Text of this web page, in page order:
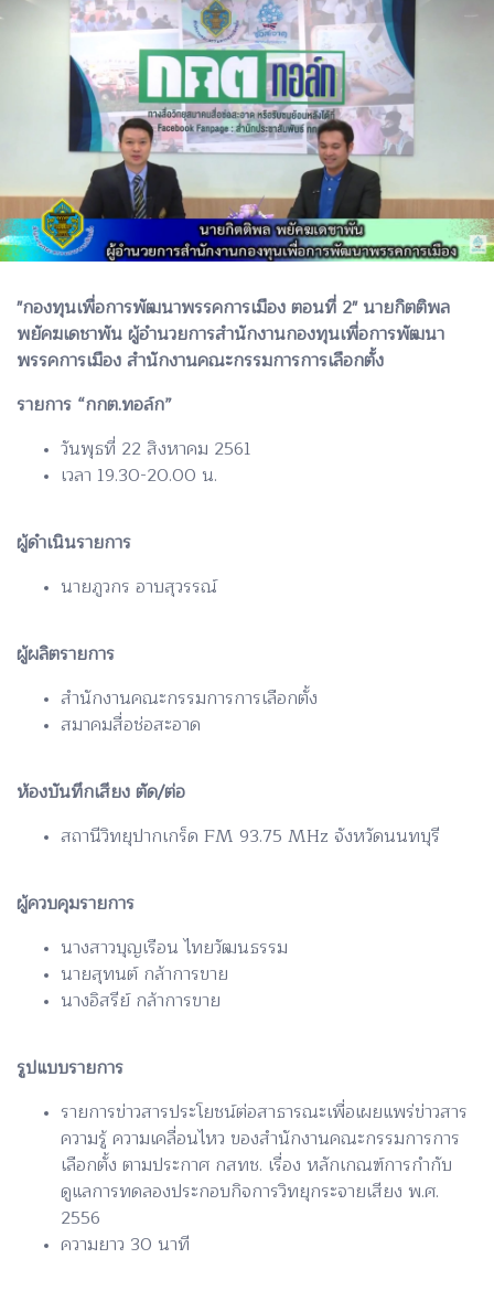
"กองทุนเพื่อการพัฒนาพรรคการเมือง ตอนที่ 2" นายกิตติพล
พยัคฆเดชาพัน ผู้อำนวยการสำนักงานกองทุนเพื่อการพัฒนา
พรรคการเมือง สำนักงานคณะกรรมการการเลือกตั้ง
รายการ “กกต.ทอล์ก”
วันพุธที่ 22 สิงหาคม 2561
เวลา 19.30-20.00 น.
ผู้ดำเนินรายการ
นายภูวกร อาบสุวรรณ์
ผู้ผลิตรายการ
สำนักงานคณะกรรมการการเลือกตั้ง
สมาคมสื่อช่อสะอาด
ห้องบันทึกเสียง ตัด/ต่อ
สถานีวิทยุปากเกร็ด FM 93.75 MHz จังหวัดนนทบุรี
ผู้ควบคุมรายการ
นางสาวบุญเรือน ไทยวัฒนธรรม
นายสุทนต์ กล้าการขาย
นางอิสรีย์ กล้าการขาย
รูปแบบรายการ
รายการข่าวสารประโยชน์ต่อสาธารณะเพื่อเผยแพร่ข่าวสาร
ความรู้ ความเคลื่อนไหว ของสำนักงานคณะกรรมการการ
เลือกตั้ง ตามประกาศ กสทช. เรื่อง หลักเกณฑ์การกำกับ
ดูแลการทดลองประกอบกิจการวิทยุกระจายเสียง พ.ศ.
2556
ความยาว 30 นาที